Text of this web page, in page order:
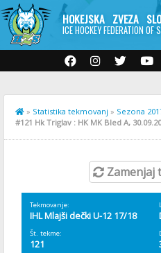
HOKEJSKA ZVEZA
ICE HOCKEY FEDERATION OF
» Statistika tekmovanj » Sezona
#121 Hk Triglav : HK MK Bled A,
Zamenjaj
Tekmovanje:
IHL Mlajši dečki U-12 17/18
Št. tekme:
121